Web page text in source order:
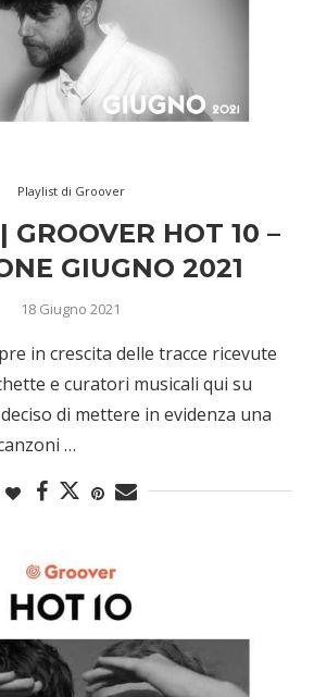
Playlist di Groover
GROOVER HOT 10 –
GIUGNO 2021
18 Giugno 2021
in crescita delle tracce ricevute
e curatori musicali qui su
di mettere in evidenza una
…